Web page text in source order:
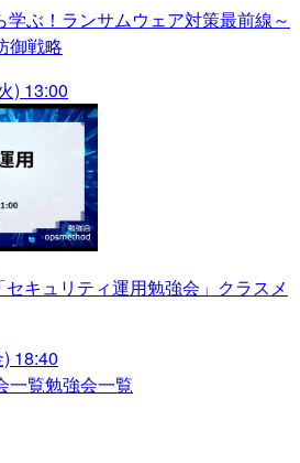
学ぶ！ランサムウェア対策最前線～
御戦略
) 13:00
キュリティ運用勉強会」クラスメ
18:40
一覧勉強会一覧